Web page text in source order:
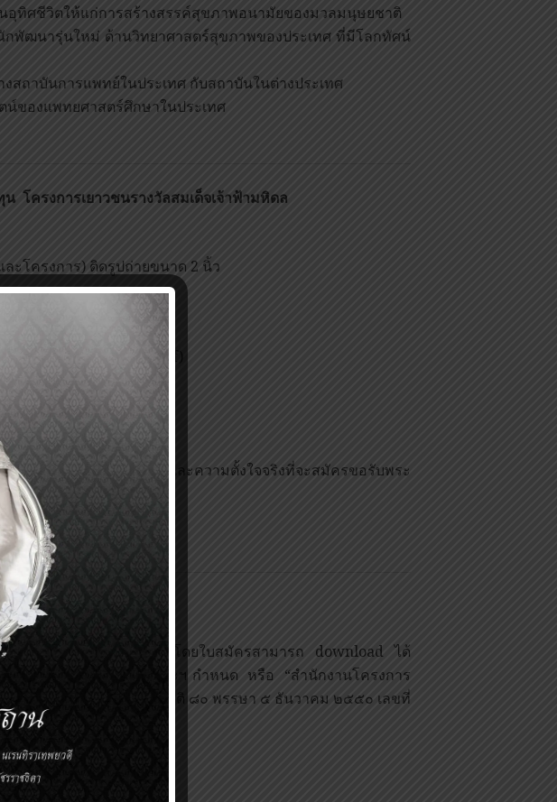
อุทิศชีวิตให้แก่การสร้างสรรค์สุขภาพอนามัยของมวลมนุษยชาติ
กพัฒนารุ่นใหม่ ด้านวิทยาศาสตร์สุขภาพของประเทศ ที่มีโลกทัศน์
ถาบันการแพทย์ในประเทศ กับสถาบันในต่างประเทศ
น์ของแพทยศาสตร์ศึกษาในประเทศ
น โครงการเยาวชนรางวัลสมเด็จเจ้าฟ้ามหิดล
ะโครงการ) ติดรูปถ่ายขนาด 2 นิ้ว
(.doc) และ Acrobat (.pdf)
แผ่น)
พื่อแสดงถึงความเข้าใจ และความตั้งใจจริงที่จะสมัครขอรับพระ
งแต่ละสถาบันกำหนด โดยใบสมัครสามารถ download ได้
รับได้จากหน่วยงานที่คณะฯ กำหนด หรือ “สำนักงานโครงการ
903-3 อาคารเฉลิมพระเกียรติ ๘๐ พรรษา ๕ ธันวาคม ๒๕๕๐ เลขที่
เทพมหานคร 10700